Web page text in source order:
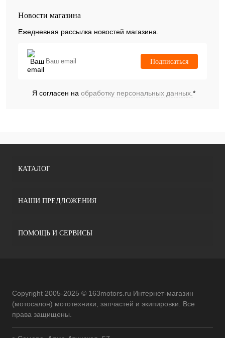
Новости магазина
Ежедневная рассылка новостей магазина.
Подписаться
Я согласен на обработку персональных данных.*
КАТАЛОГ
НАШИ ПРЕДЛОЖЕНИЯ
ПОМОЩЬ И СЕРВИСЫ
Copyright 2005-2025 © 163motors.ru Интернет-магазин
(мотосалон) мототехники, запчастей и экипировки. Все
права защищены.